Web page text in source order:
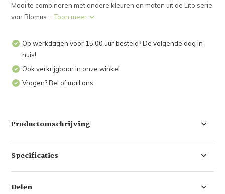
Mooi te combineren met andere kleuren en maten uit de Lito serie
van Blomus....Toon meer
Op werkdagen voor 15.00 uur besteld? De volgende dag in
huis!
Ook verkrijgbaar in onze winkel
Vragen? Bel of mail ons
Productomschrijving
Specificaties
Delen